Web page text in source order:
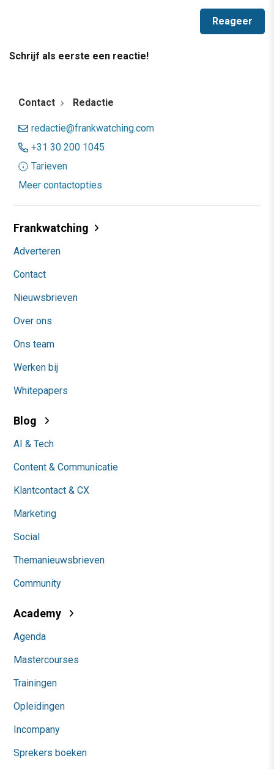
Schrijf als eerste een reactie!
Contact Redactie
redactie@frankwatching.com
+31 30 200 1045
Tarieven
Meer contactopties
Frankwatching
Adverteren
Contact
Nieuwsbrieven
Over ons
Ons team
Werken bij
Whitepapers
Blog
AI & Tech
Content & Communicatie
Klantcontact & CX
Marketing
Social
Themanieuwsbrieven
Community
Academy
Agenda
Mastercourses
Trainingen
Opleidingen
Incompany
Sprekers boeken